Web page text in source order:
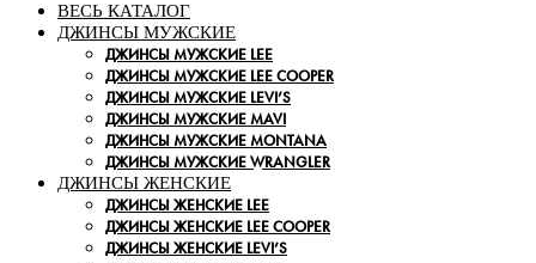
ВЕСЬ КАТАЛОГ
ДЖИНСЫ МУЖСКИЕ
ДЖИНСЫ МУЖСКИЕ LEE
ДЖИНСЫ МУЖСКИЕ LEE COOPER
ДЖИНСЫ МУЖСКИЕ LEVI’S
ДЖИНСЫ МУЖСКИЕ MAVI
ДЖИНСЫ МУЖСКИЕ MONTANA
ДЖИНСЫ МУЖСКИЕ WRANGLER
ДЖИНСЫ ЖЕНСКИЕ
ДЖИНСЫ ЖЕНСКИЕ LEE
ДЖИНСЫ ЖЕНСКИЕ LEE COOPER
ДЖИНСЫ ЖЕНСКИЕ LEVI’S